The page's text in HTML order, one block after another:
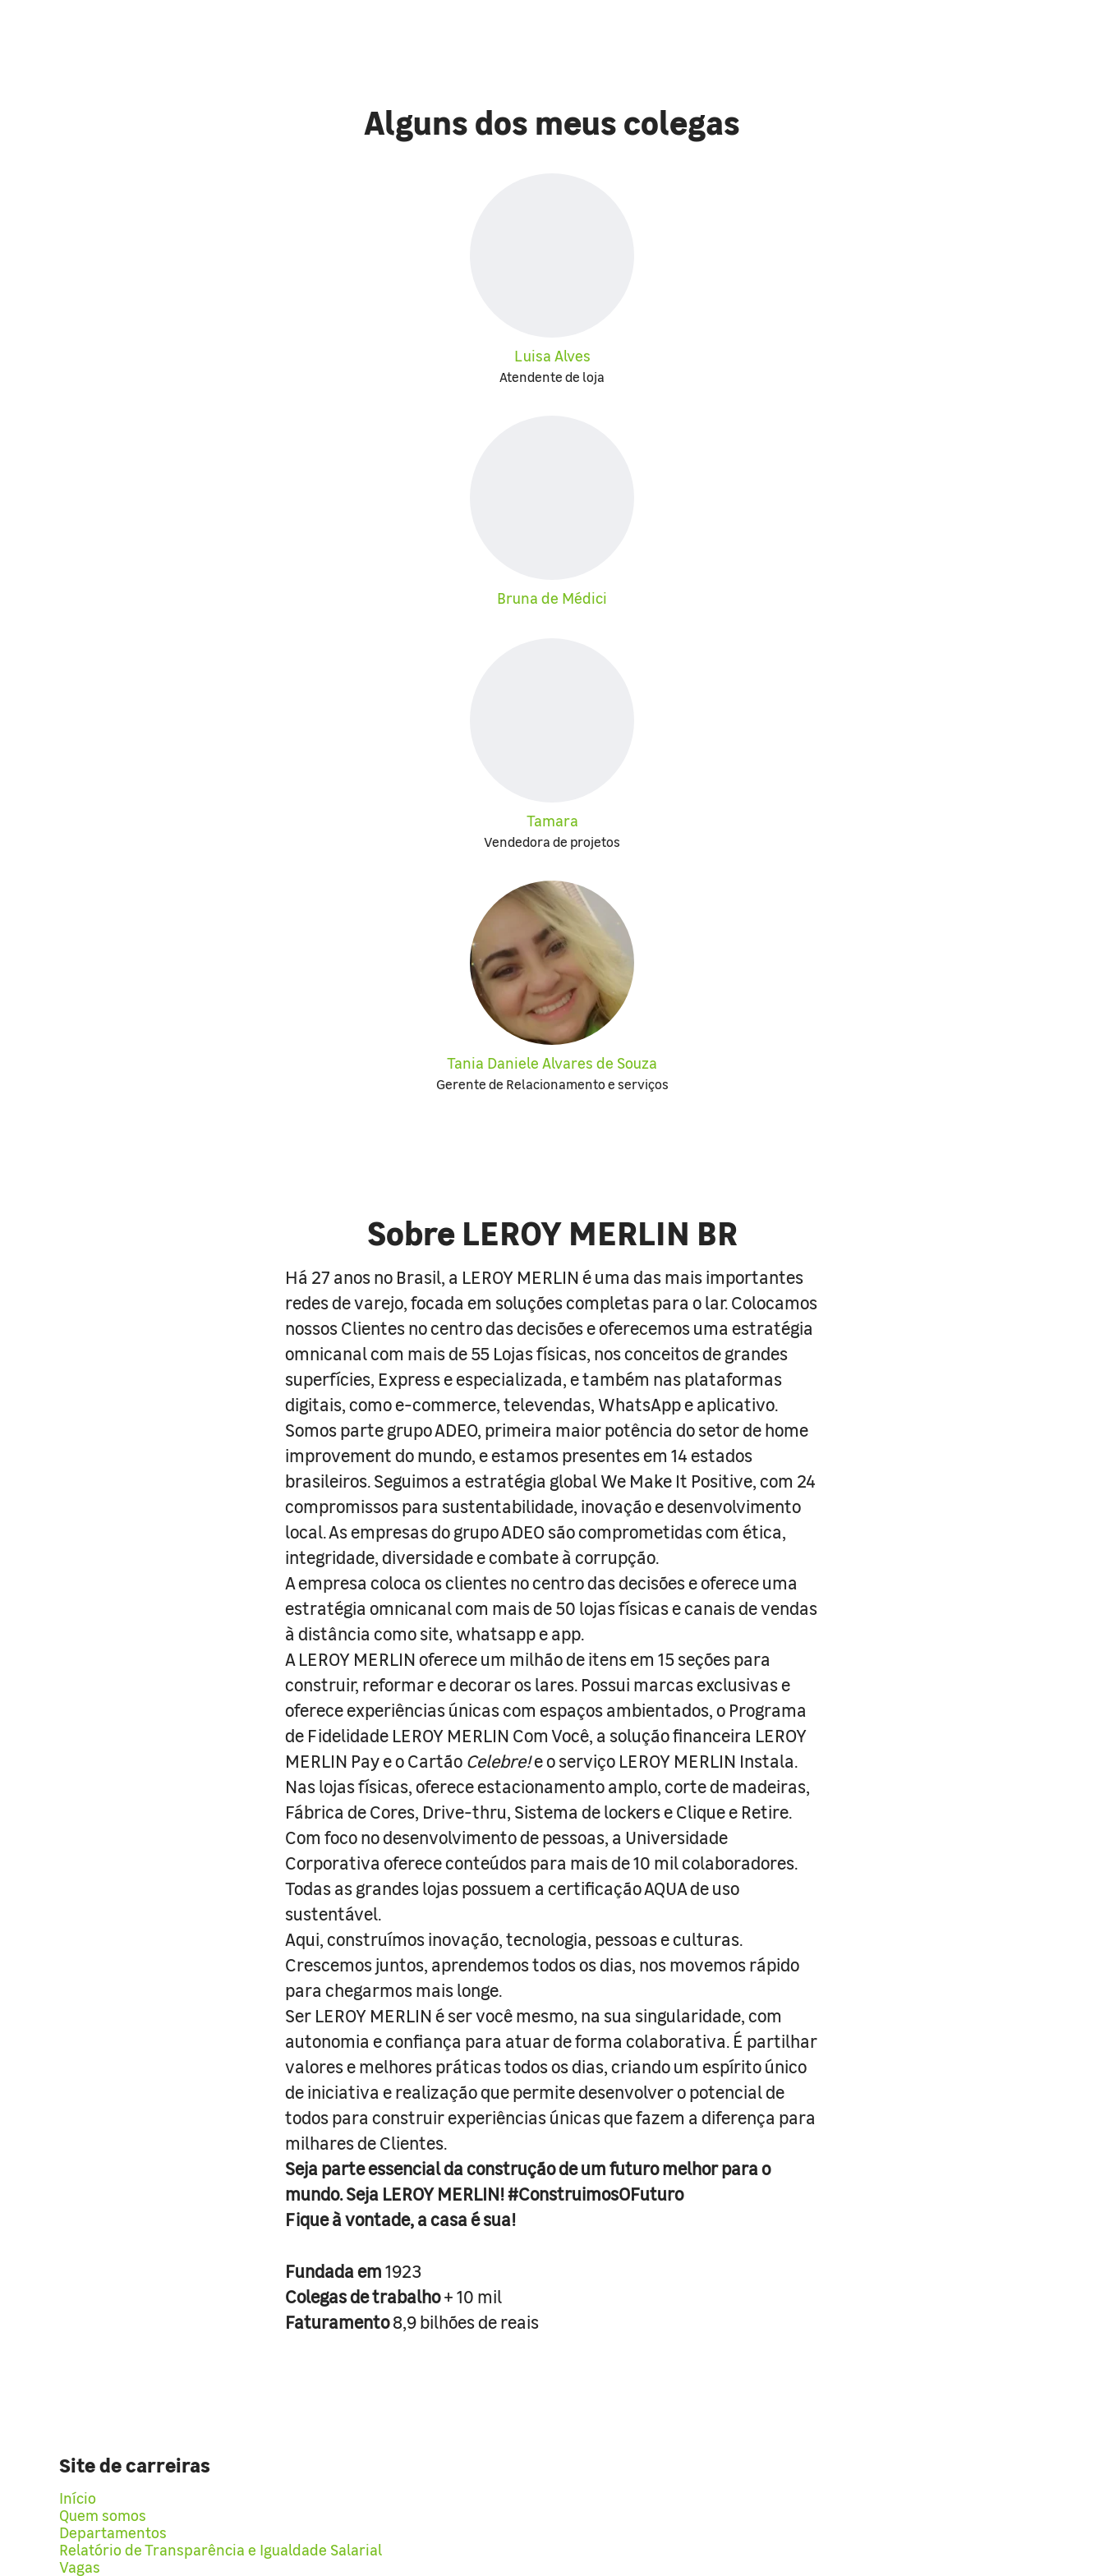
Alguns dos meus colegas
Luisa Alves
Atendente de loja
Bruna de Médici
Tamara
Vendedora de projetos
Tania Daniele Alvares de Souza
Gerente de Relacionamento e serviços
Sobre LEROY MERLIN BR
Há 27 anos no Brasil, a LEROY MERLIN é uma das mais importantes
redes de varejo, focada em soluções completas para o lar. Colocamos
nossos Clientes no centro das decisões e oferecemos uma estratégia
omnicanal com mais de 55 Lojas físicas, nos conceitos de grandes
superfícies, Express e especializada, e também nas plataformas
digitais, como e-commerce, televendas, WhatsApp e aplicativo.
Somos parte grupo ADEO, primeira maior potência do setor de home
improvement do mundo, e estamos presentes em 14 estados
brasileiros. Seguimos a estratégia global We Make It Positive, com 24
compromissos para sustentabilidade, inovação e desenvolvimento
local. As empresas do grupo ADEO são comprometidas com ética,
integridade, diversidade e combate à corrupção.
A empresa coloca os clientes no centro das decisões e oferece uma
estratégia omnicanal com mais de 50 lojas físicas e canais de vendas
à distância como site, whatsapp e app.
A LEROY MERLIN oferece um milhão de itens em 15 seções para
construir, reformar e decorar os lares. Possui marcas exclusivas e
oferece experiências únicas com espaços ambientados, o Programa
de Fidelidade LEROY MERLIN Com Você, a solução financeira LEROY
MERLIN Pay e o Cartão Celebre!e o serviço LEROY MERLIN Instala.
Nas lojas físicas, oferece estacionamento amplo, corte de madeiras,
Fábrica de Cores, Drive-thru, Sistema de lockers e Clique e Retire.
Com foco no desenvolvimento de pessoas, a Universidade
Corporativa oferece conteúdos para mais de 10 mil colaboradores.
Todas as grandes lojas possuem a certificação AQUA de uso
sustentável.
Aqui, construímos inovação, tecnologia, pessoas e culturas.
Crescemos juntos, aprendemos todos os dias, nos movemos rápido
para chegarmos mais longe.
Ser LEROY MERLIN é ser você mesmo, na sua singularidade, com
autonomia e confiança para atuar de forma colaborativa. É partilhar
valores e melhores práticas todos os dias, criando um espírito único
de iniciativa e realização que permite desenvolver o potencial de
todos para construir experiências únicas que fazem a diferença para
milhares de Clientes.
Seja parte essencial da construção de um futuro melhor para o
mundo. Seja LEROY MERLIN! #ConstruimosOFuturo
Fique à vontade, a casa é sua!
Fundada em1923
Colegas de trabalho+ 10 mil
Faturamento8,9 bilhões de reais
Site de carreiras
Início
Quem somos
Departamentos
Relatório de Transparência e Igualdade Salarial
Vagas